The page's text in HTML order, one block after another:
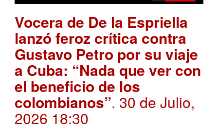
Vocera de De la Espriella
lanzó feroz crítica contra
Gustavo Petro por su viaje
a Cuba: “Nada que ver con
el beneficio de los
colombianos”. 30 de Julio,
2026 18:30